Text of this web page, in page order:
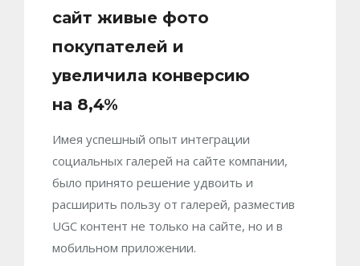
сайт живые фото
покупателей и
увеличила конверсию
на 8,4%
Имея успешный опыт интеграции
социальных галерей на сайте компании,
было принято решение удвоить и
расширить пользу от галерей, разместив
UGC контент не только на сайте, но и в
мобильном приложении.